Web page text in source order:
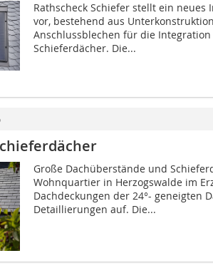
Rathscheck Schiefer stellt ein neues
vor, bestehend aus
Anschlussblechen für die Integration
Schieferdächer. Die...
Große Dachüberstände und
Wohnquartier in Herzogswalde im
Dachdeckungen der 24°- geneigten
Detaillierungen auf. Die...